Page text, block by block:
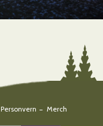
Personvern Merch